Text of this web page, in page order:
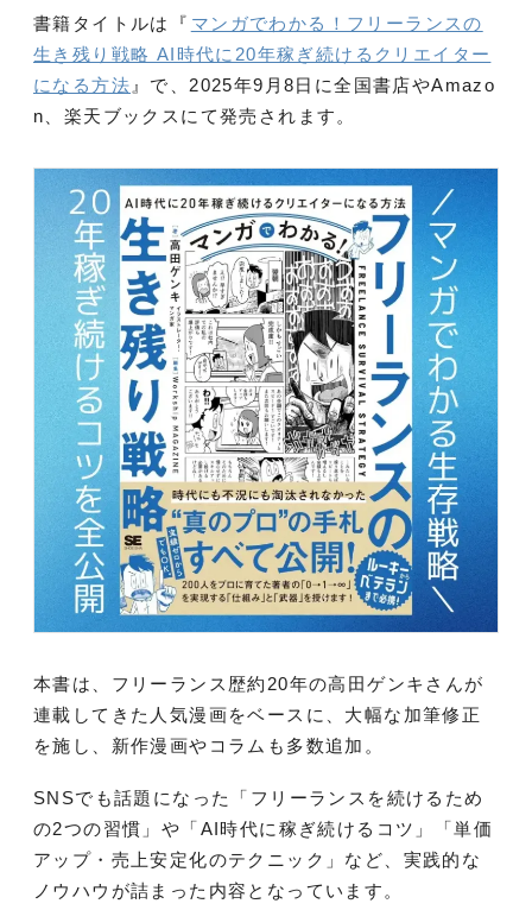
書籍タイトルは『 マンガでわかる！フリーランスの
生き残り戦略 AI時代に20年稼ぎ続けるクリエイター
になる方法 』で、2025年9月8日に全国書店やAmazo
n、楽天ブックスにて発売されます。
本書は、フリーランス歴約20年の高田ゲンキさんが
連載してきた人気漫画をベースに、大幅な加筆修正
を施し、新作漫画やコラムも多数追加。
SNSでも話題になった「フリーランスを続けるため
の2つの習慣」や「AI時代に稼ぎ続けるコツ」「単価
アップ・売上安定化のテクニック」など、実践的な
ノウハウが詰まった内容となっています。